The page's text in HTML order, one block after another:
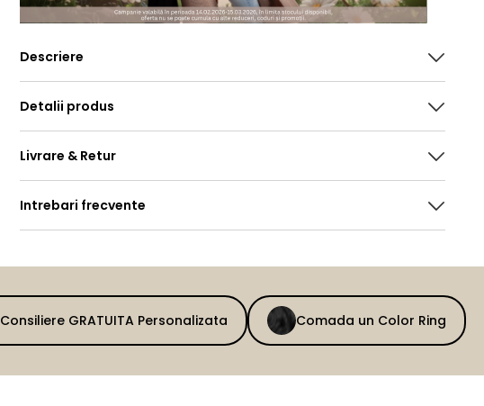
Descriere
Detalii produs
Livrare & Retur
Intrebari frecvente
Consiliere GRATUITA Personalizata Comada un Color Ring